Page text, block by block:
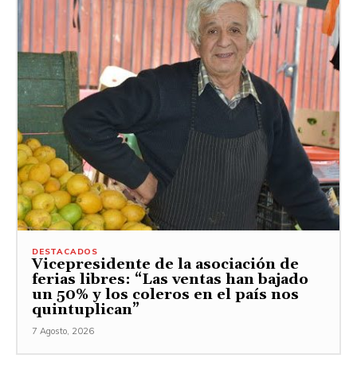
DESTACADOS
Vicepresidente de la asociación de
ferias libres: “Las ventas han bajado
un 50% y los coleros en el país nos
quintuplican”
7 Agosto, 2026